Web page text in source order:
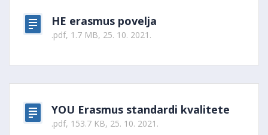
HE erasmus povelja
.pdf, 1.7 MB, 25. 10. 2021.
YOU Erasmus standardi kvalitete
.pdf, 153.7 KB, 25. 10. 2021.